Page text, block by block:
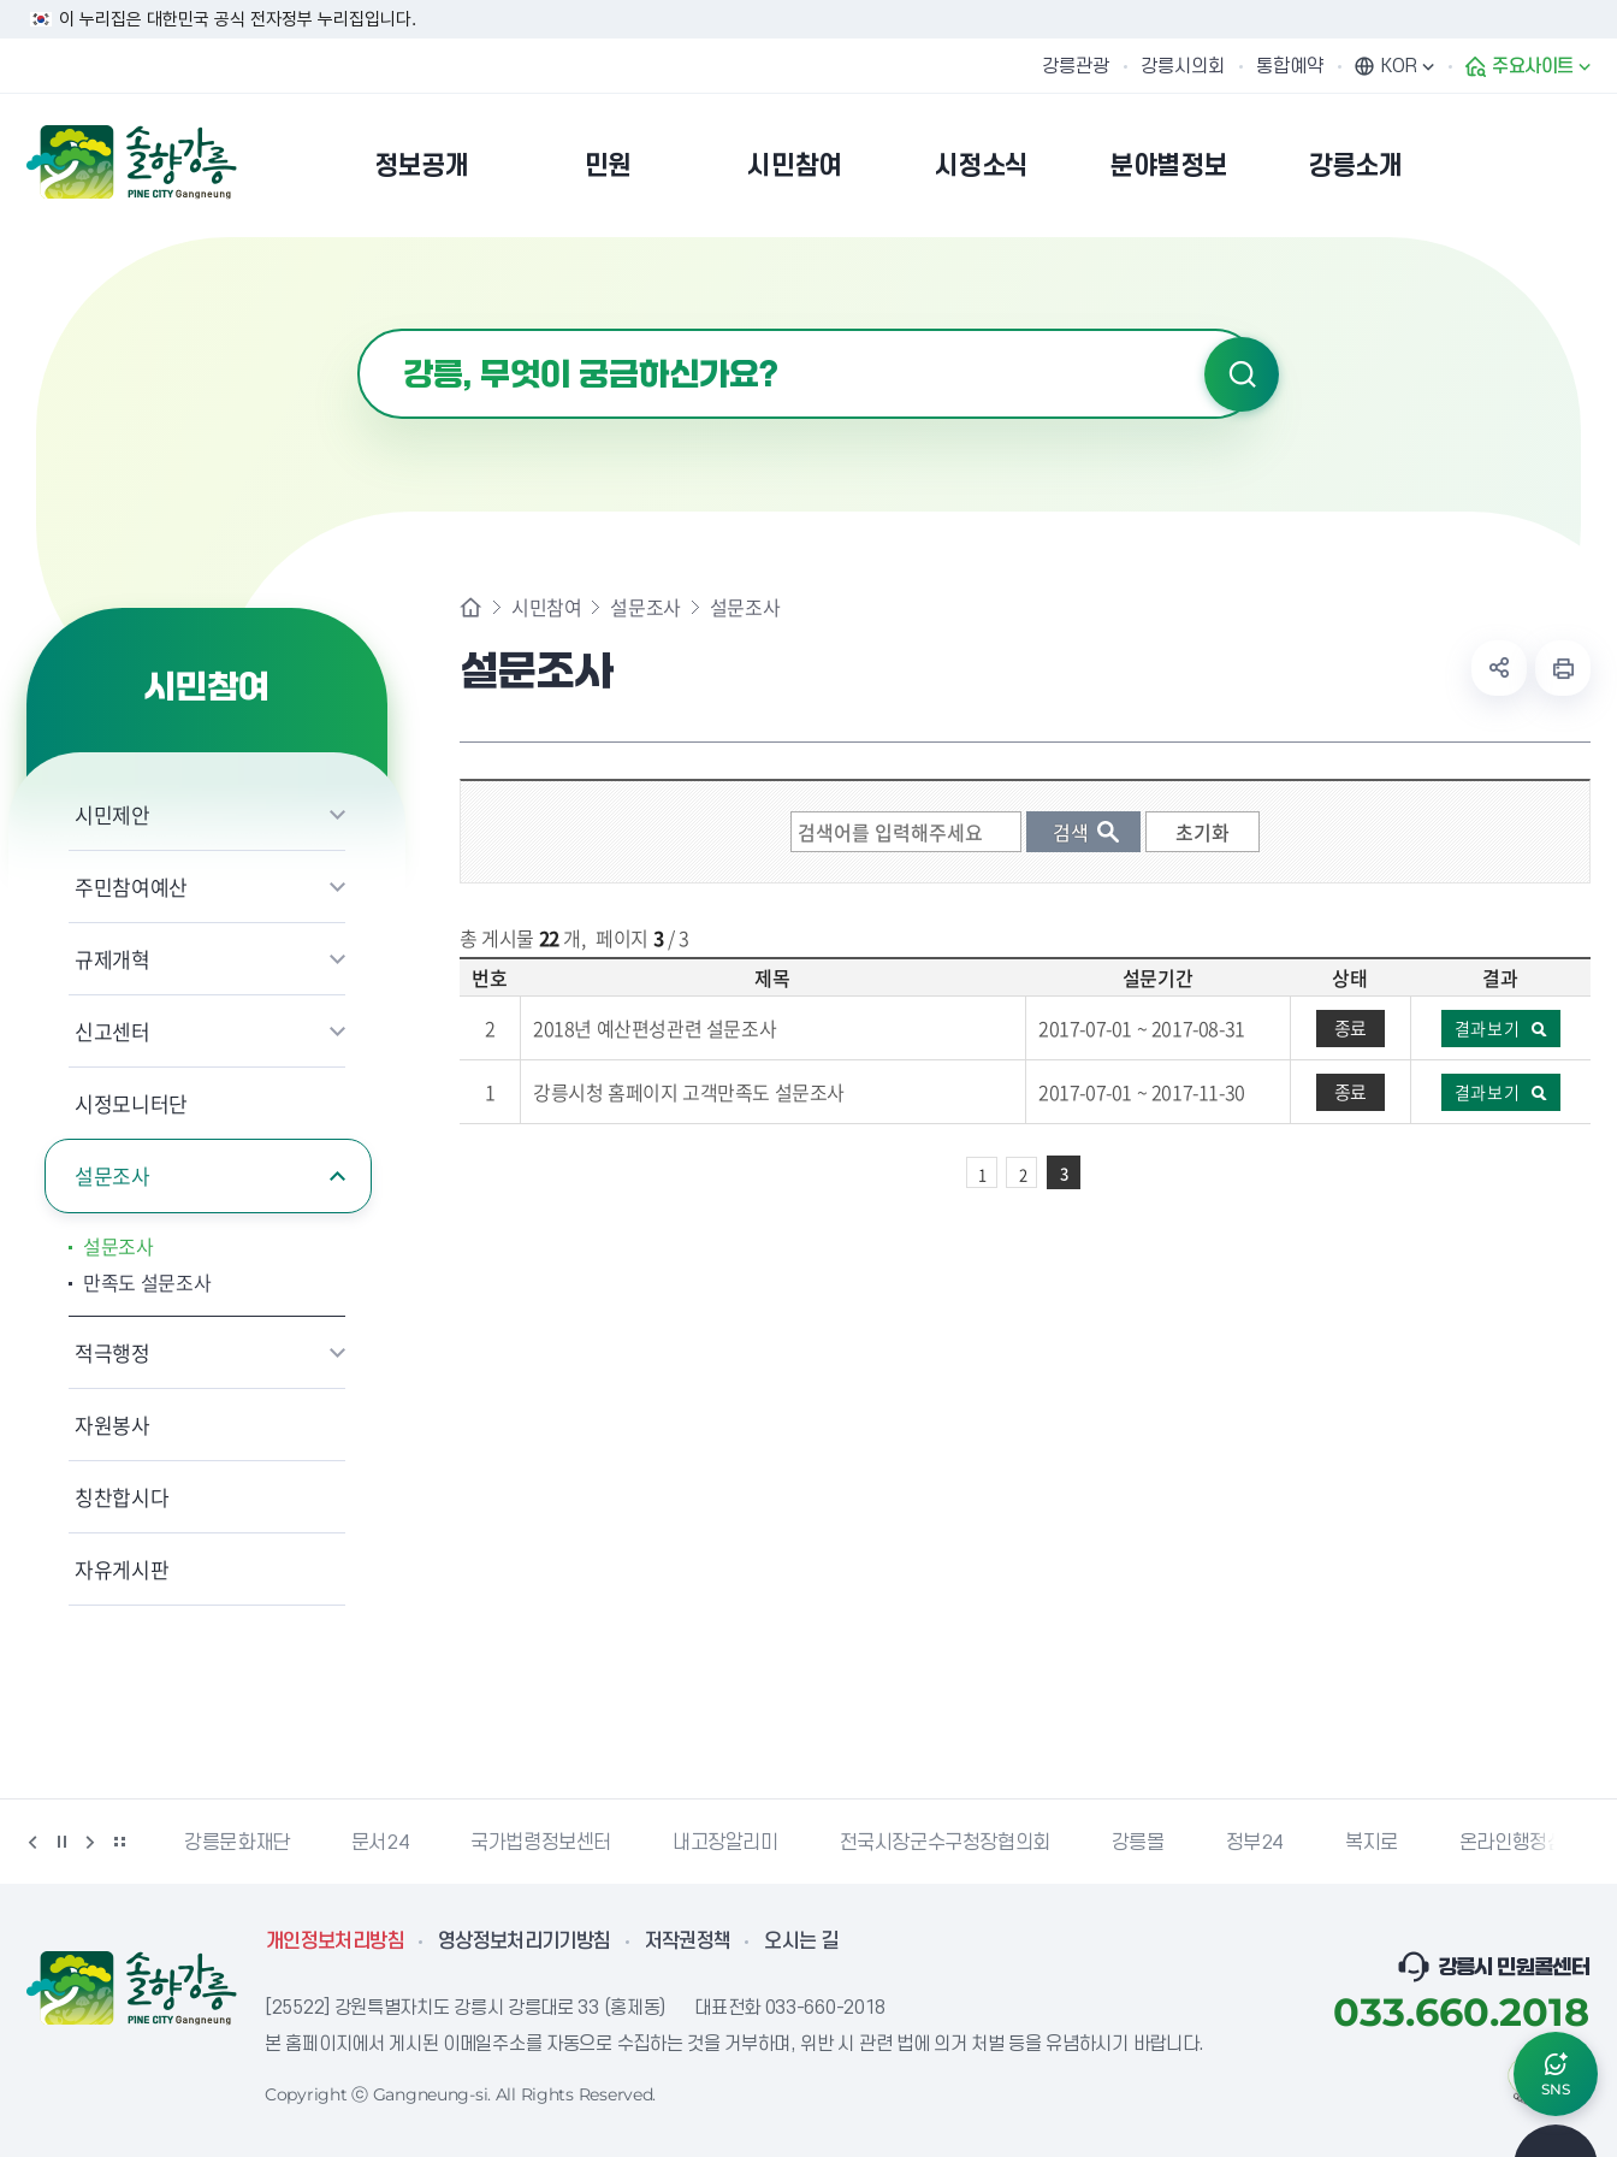
이 누리집은 대한민국 공식 전자정부 누리집입니다.
강릉관광 강릉시의회 통합예약 KOR 주요사이트
정보공개 민원 시민참여 시정소식 분야별정보 강릉소개
시민참여
시민제안
주민참여예산
규제개혁
신고센터
시정모니터단
설문조사
설문조사
만족도 설문조사
적극행정
자원봉사
칭찬합시다
자유게시판
시민참여 설문조사 설문조사
설문조사
총 게시물 22개, 페이지 3/ 3
번호
제목 설문기간 상태
결과
2
2018년 예산편성관련 설문조사 2017-07-01 ~ 2017-08-31 종료 결과보기
1 강릉시청 홈페이지 고객만족도 설문조사 2017-07-01 ~ 2017-11-30 종료 결과보기
1 2 3
학산업진흥원 강릉문화재단 문서24 국가법령정보센터 내고장알리미 전국시장군수구청장협의회 강릉몰 정부24 복지로 온라인행정심판
개인정보처리방침 영상정보처리기기방침 저작권정책 오시는 길
[25522] 강원특별자치도 강릉시 강릉대로 33 (홍제동) 대표전화 033-660-2018
본 홈페이지에서 게시된 이메일주소를 자동으로 수집하는 것을 거부하며, 위반 시 관련 법에 의거 처벌 등을 유념하시기 바랍니다.
Copyright ⓒ Gangneung-si. All Rights Reserved.
강릉시 민원콜센터
033.660.2018
SNS